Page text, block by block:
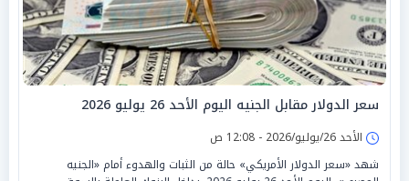
سعر الدولار مقابل الجنيه اليوم الأحد 26 يوليو 2026
الأحد 26/يوليو/2026 - 12:08 ص
شهد «سعر الدولار الأمريكي» حالة من الثبات والهدوء أمام «الجنيه